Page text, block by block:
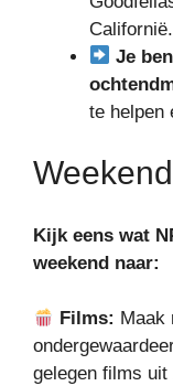
Californië.
Je
te helpen
Kijk eens wat
weekend naar:
Films: Maak
gelegen films uit